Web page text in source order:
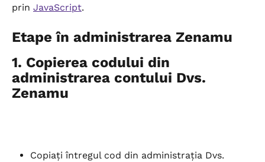
prin JavaScript.
Etape în administrarea Zenamu
1. Copierea codului din
administrarea contului Dvs.
Zenamu
Copiați întregul cod din administrația Dvs.